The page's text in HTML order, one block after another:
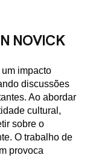
NOVICK
impacto
discussões
Ao abordar
cultural,
sobre o
O trabalho de
provoca